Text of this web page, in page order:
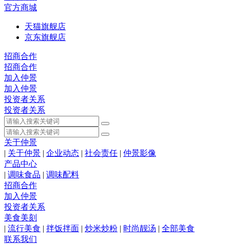
官方商城
天猫旗舰店
京东旗舰店
招商合作
招商合作
加入仲景
加入仲景
投资者关系
投资者关系
关于仲景
| 关于仲景 | 企业动态 | 社会责任 | 仲景影像
产品中心
| 调味食品 | 调味配料
招商合作
加入仲景
投资者关系
美食美刻
| 流行美食 | 拌饭拌面 | 炒米炒粉 | 时尚靓汤 | 全部美食
联系我们